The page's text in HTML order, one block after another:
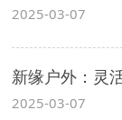
2025-03-07
新缘户外：灵
2025-03-07